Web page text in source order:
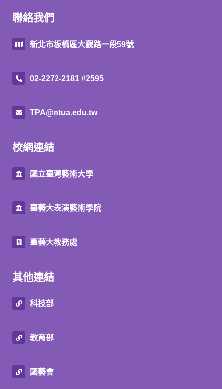
聯絡我們
新北市板橋區大觀路一段59號
02-2272-2181 #2595
TPA@ntua.edu.tw
校網連結
國立臺灣藝術大學
臺藝大表演藝術學院
臺藝大教務處
其他連結
科技部
教育部
國藝會